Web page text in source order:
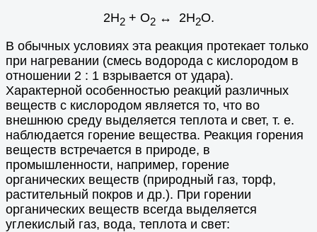
2Н2+ О2↔ 2Н2О.
В обычных условиях эта реакция протекает только
при нагревании (смесь водорода с кислородом в
отношении 2 : 1 взрывается от удара).
Характерной особенностью реакций различных
веществ с кислородом является то, что во
внешнюю среду выделяется теплота и свет, т. е.
наблюдается горение вещества. Реакция горения
веществ встречается в природе, в
промышленности, например, горение
органических веществ (природный газ, торф,
растительный покров и др.). При горении
органических веществ всегда выделяется
углекислый газ, вода, теплота и свет: